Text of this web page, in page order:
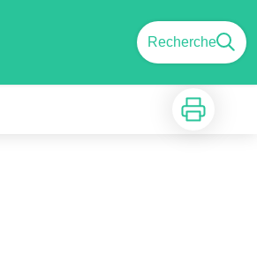
Recherche
Imprimer